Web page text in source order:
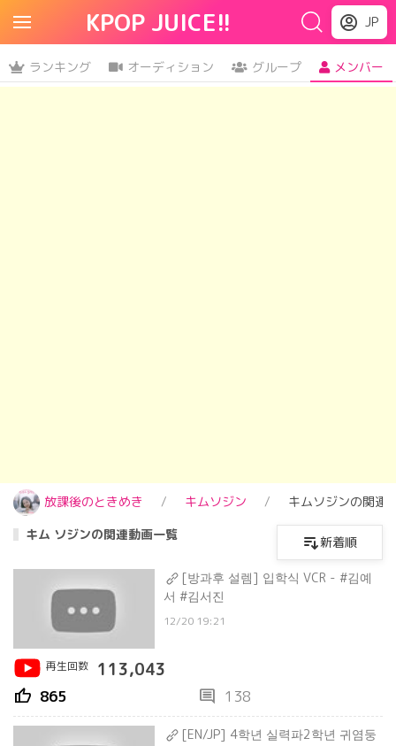
KPOP JUICE!! JP
ランキング オーディション グループ メンバー
放課後のときめき キムソジン
キムソジンの関連
キム ソジンの関連動画一覧
新着順
[방과후 설렘] 입학식 VCR - #김예
서 #김서진
12/20 19:21
再生回数 113,043
thumb_up 865 comment 138
[EN/JP] 4학년 실력파2학년 귀염둥